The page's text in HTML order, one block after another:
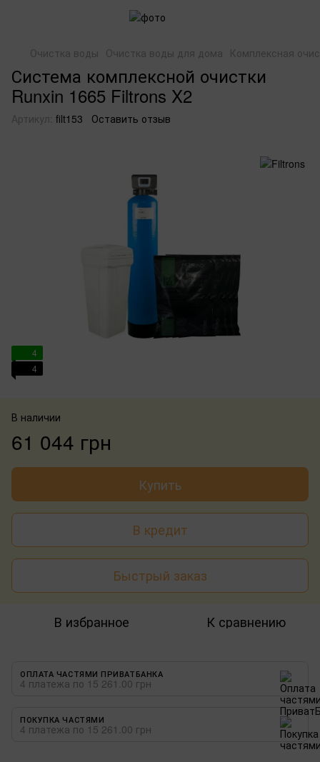
Очистка воды Очистка воды для дома Комплексная
Система комплексной очистки
Runxin 1665 Filtrons X2
Артикул: filt153 Оставить отзыв
4
4
В наличии
61 044 грн
Купить
В кредит
Быстрый заказ
В избранное К сравнению
ОПЛАТА ЧАСТЯМИ ПРИВАТБАНКА
4 платежа по 15 261.00 грн
ПОКУПКА ЧАСТЯМИ
4 платежа по 15 261.00 грн